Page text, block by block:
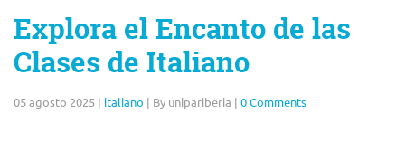
Explora el Encanto de las
Clases de Italiano
05 agosto 2025 | italiano | By unipariberia | 0 Comments